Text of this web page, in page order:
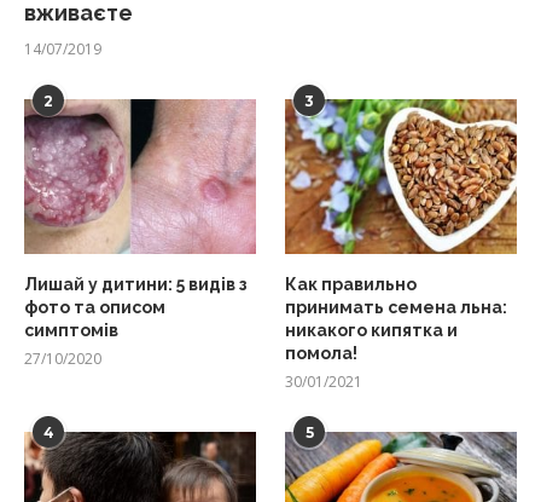
вживаєте
14/07/2019
2
Лишай у дитини: 5 видів з
фото та описом
симптомів
27/10/2020
3
Как правильно
принимать семена льна:
никакого кипятка и
помола!
30/01/2021
4 5